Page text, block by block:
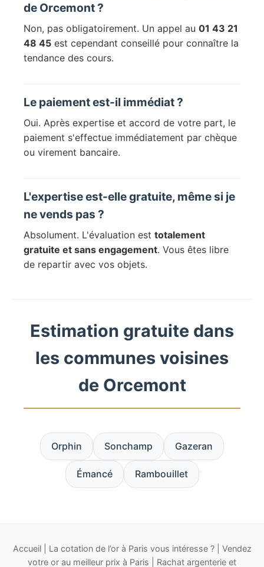
de Orcemont ?
Non, pas obligatoirement. Un appel au 01 43 21
48 45 est cependant conseillé pour connaître la
tendance des cours.
Le paiement est-il immédiat ?
Oui. Après expertise et accord de votre part, le
paiement s'effectue immédiatement par chèque
ou virement bancaire.
L'expertise est-elle gratuite, même si je
ne vends pas ?
Absolument. L'évaluation est totalement
gratuite et sans engagement. Vous êtes libre
de repartir avec vos objets.
Estimation gratuite dans
les communes voisines
de Orcemont
Orphin Sonchamp Gazeran
Émancé Rambouillet
Accueil| La cotation de l’or à Paris vous intéresse ?| Vendez
votre or au meilleur prix à Paris
Rachat argenterie et